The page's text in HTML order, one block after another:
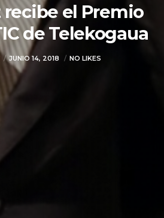
el Premio
de Telekogaua
JUNIO 14, 2018 NO LIKES